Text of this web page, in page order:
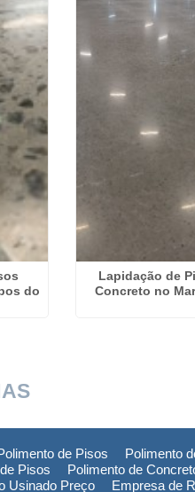
do
Lapidação de
Concreto no
de Pisos Polimento
Pisos
Polimento de
Usinado Preço
Empresa de